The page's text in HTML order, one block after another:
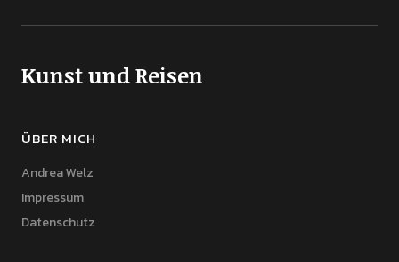
Kunst und Reisen
ÜBER MICH
Andrea Welz
Impressum
Datenschutz